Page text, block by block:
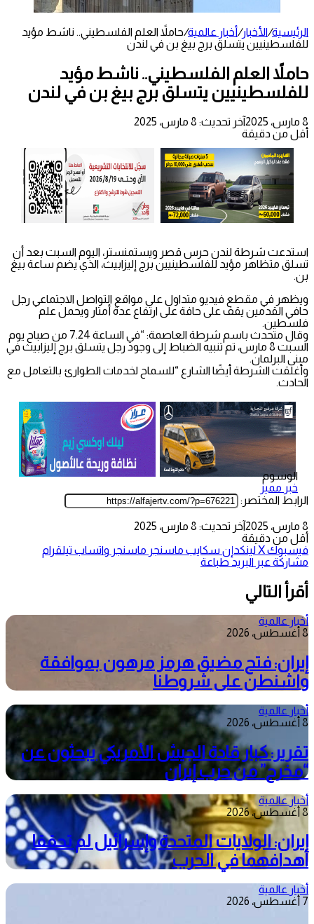
الرئيسية/الأخبار/أخبار عالمية/حاملاً العلم الفلسطيني.. ناشط مؤيد
للفلسطينيين يتسلق برج بيغ بن في لندن
حاملاً العلم الفلسطيني.. ناشط مؤيد
للفلسطينيين يتسلق برج بيغ بن في لندن
8 مارس، 2025
آخر تحديث: 8 مارس، 2025
أقل من دقيقة
استدعت شرطة لندن حرس قصر ويستمنستر، اليوم السبت بعد أن
تسلق متظاهر مؤيد للفلسطينيين برج إليزابيث، الذي يضم ساعة بيغ
بن.
ويظهر في مقطع فيديو متداول على مواقع التواصل الاجتماعي رجل
حافي القدمين يقف على حافة على ارتفاع عدة أمتار ويحمل علم
فلسطين.
وقال متحدث باسم شرطة العاصمة: “في الساعة 7.24 من صباح يوم
السبت 8 مارس، تم تنبيه الضباط إلى وجود رجل يتسلق برج إليزابيث في
مبنى البرلمان.
وأغلقت الشرطة أيضًا الشارع “للسماح لخدمات الطوارئ بالتعامل مع
الحادث.
الوسوم
خبر مميز
الرابط المختصر:
8 مارس، 2025
آخر تحديث: 8 مارس، 2025
أقل من دقيقة
فيسبوك‫Xلينكدإن سكايب ماسنجر ماسنجر واتساب تيلقرام
مشاركة عبر البريد طباعة
أقرأ التالي
أخبار عالمية
8 أغسطس، 2026
إيران: فتح مضيق هرمز مرهون بموافقة
واشنطن على شروطنا
أخبار عالمية
8 أغسطس، 2026
تقرير: كبار قادة الجيش الأمريكي يبحثون عن
“مخرج” من حرب إيران
أخبار عالمية
8 أغسطس، 2026
إيران: الولايات المتحدة وإسرائيل لم تحققا
أهدافهما في الحرب
أخبار عالمية
7 أغسطس، 2026